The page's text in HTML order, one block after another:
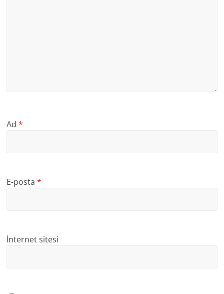
Ad*
E-posta*
İnternet sitesi